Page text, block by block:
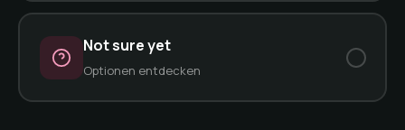
Not sure yet
Optionen entdecken